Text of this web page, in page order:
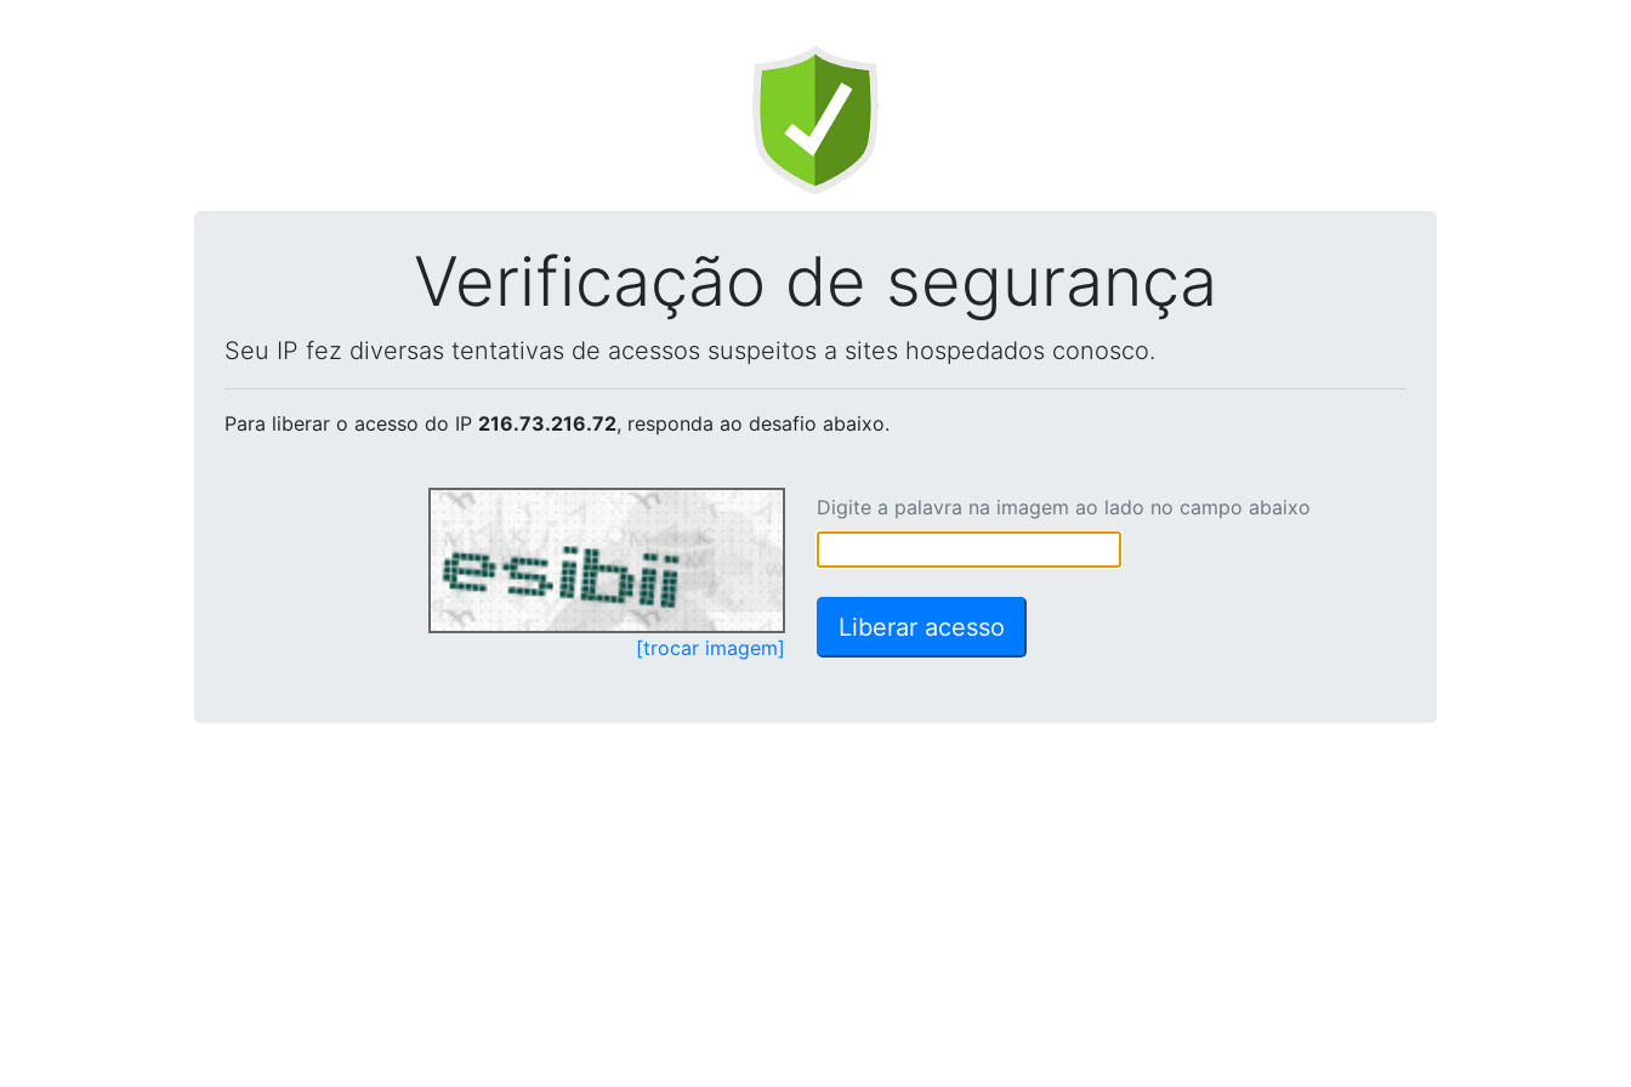
Verificação de segurança
Seu IP fez diversas tentativas de acessos suspeitos a sites hospedados conosco.
Para liberar o acesso do IP 216.73.216.72, responda ao desafio abaixo.
[trocar imagem]
Digite a palavra na imagem ao lado no campo abaixo